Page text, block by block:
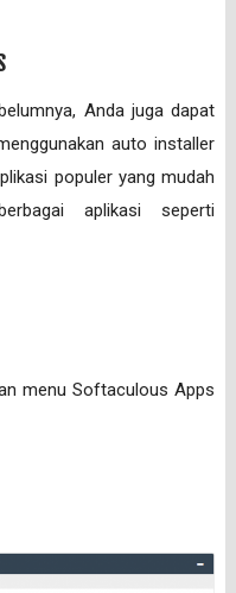
Anda juga dapat
auto installer
populer yang mudah
aplikasi seperti
menu Softaculous Apps